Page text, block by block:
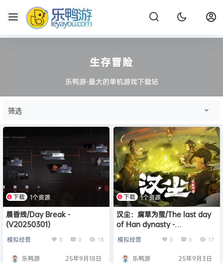
生存冒险
乐鸭游-最大的单机游戏下载站
筛选
下载 1个资源
晨昏线/Day Break -
(V20250301)
模拟经营 0 0 18
乐鸭游 25年9月18日
下载 1个资源
汉尘：腐草为萤/The last day
of Han dynasty -
模拟经营 0 0 17
乐鸭游 25年9月3日